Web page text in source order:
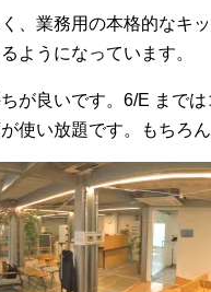
、業務用の本格的なキ
ようになっています。
が良いです。6/E まで
使い放題です。もちろ